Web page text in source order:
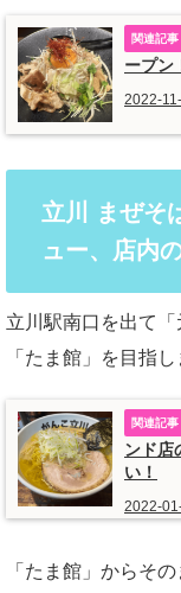
ープン
2022-
立川 まぜそ
ュー、店内
立川駅南口を出て
「たま館」を目指し
ンド店
い！
2022-
「たま館」からそ